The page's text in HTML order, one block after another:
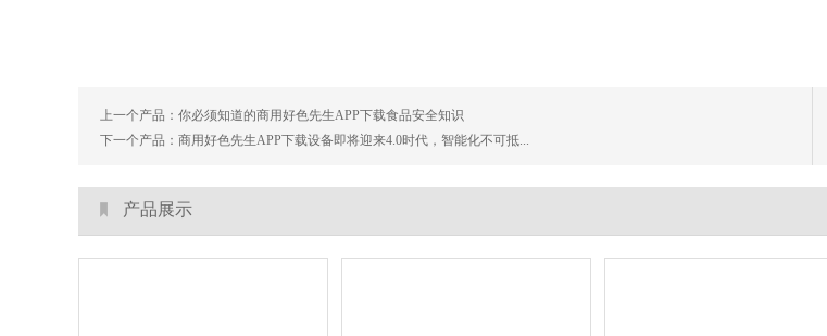
上一个产品： 你必须知道的商用好色先生APP下载食品安全知识
下一个产品： 商用好色先生APP下载设备即将迎来4.0时代，智能化不可抵...
产品展示